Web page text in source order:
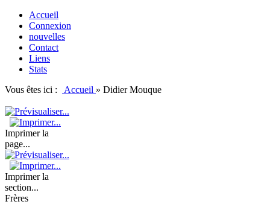
Accueil
Connexion
nouvelles
Contact
Liens
Stats
Vous êtes ici :
Accueil » Didier Mouque
Imprimer la
page...
Imprimer la
section...
Frères